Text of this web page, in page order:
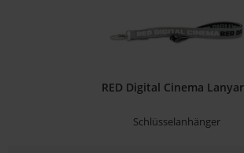
RED Digital Cinema
Schlüsselanhänger